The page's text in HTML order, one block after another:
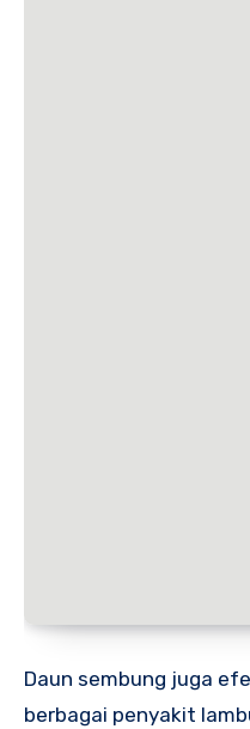
Daun sembung juga
berbagai penyakit